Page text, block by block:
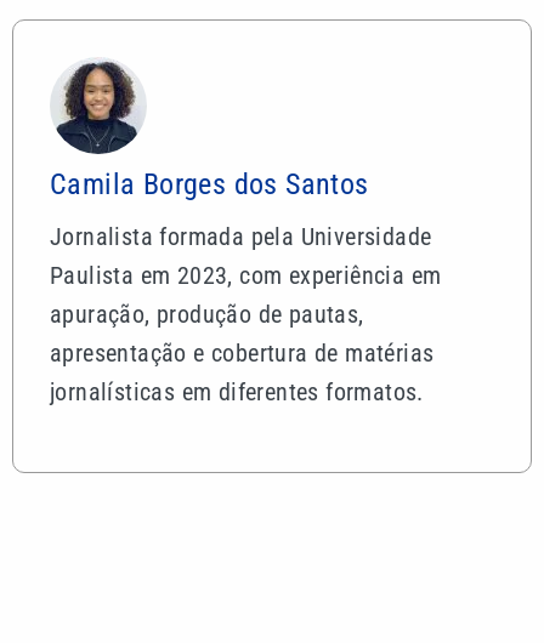
Camila Borges dos Santos
Jornalista formada pela Universidade
Paulista em 2023, com experiência em
apuração, produção de pautas,
apresentação e cobertura de matérias
jornalísticas em diferentes formatos.